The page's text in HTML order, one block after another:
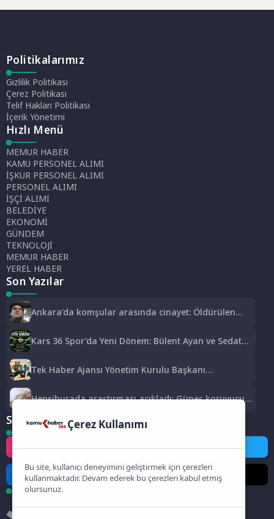
Politikalarımız
Gizlilik Politikası
Çerez Politikası
Telif Hakları Politikası
İçerik Yönetimi
Hızlı Menü
MEMUR HABER
KAMU PERSONEL ALIMI
İŞKUR PERSONEL ALIMI
PERSONEL ALIMI
İŞÇİ ALIMI
BELEDİYE
EKONOMİ
GÜNDEM
TEKNOLOJİ
MEMUR HABER
YEREL HABER
Son Yazılar
Ankara’da komşular arasında cinayet: Öldürülen
Kars 36 Spor’da Yeni Dönem: Bülent Ayan ve Sedat
Tek Haber Ajansı Yönetim Kurulu Başkanı
Başsavcısı Özgür Celbek’e Hayırlı Olsun Ziyareti
Hepsiburada araştırması açıkladı: Güneş koruyucu
Sosyal Medya
Instagram Facebook Twitter
LinkedIn YouTube TikTok
Çerez Kullanımı
Bu site, kullanıcı deneyimini geliştirmek için çerezleri
kullanmaktadır. Devam ederek bu çerezleri kabul etmiş
olursunuz.